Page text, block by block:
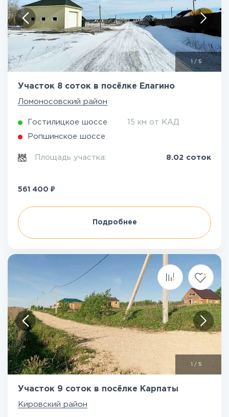
/ 5
Участок 8 соток в посёлке Елагино
Ломоносовский район
Гостилицкое шоссе 15 км от КАД
Ропшинское шоссе
Площадь участка: 8.02 соток
561 400 ₽
Подробнее
/ 5
Участок 9 соток в посёлке Карпаты
Кировский район